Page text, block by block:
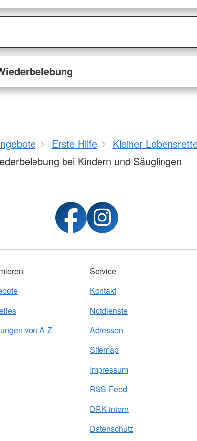
Erste Hilfe
Kleiner
bei Kindern und Säuglingen
von A-Z
Service
Kontakt
Notdienste
Adressen
Sitemap
Impressum
RSS-Feed
DRK intern
Datenschutz